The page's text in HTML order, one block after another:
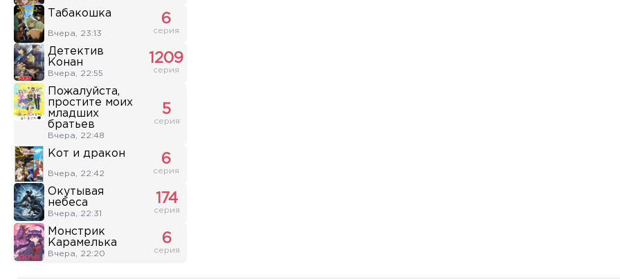
Табакошка
Вчера, 23:13
6
серия
Детектив
Конан
Вчера, 22:55
1209
серия
Пожалуйста,
простите моих
младших
братьев
Вчера, 22:48
5
серия
Кот и дракон
Вчера, 22:42
6
серия
Окутывая
небеса
Вчера, 22:31
174
серия
Монстрик
Карамелька
Вчера, 22:20
6
серия